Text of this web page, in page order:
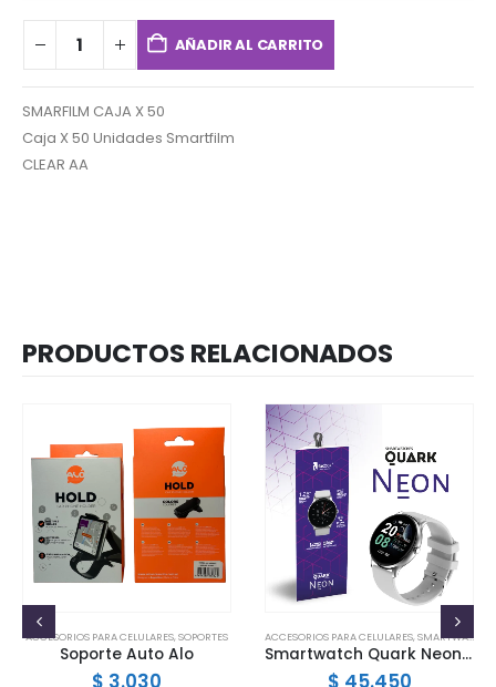
AÑADIR AL CARRITO
SMARFILM CAJA X 50
Caja X 50 Unidades Smartfilm
CLEAR AA
PRODUCTOS RELACIONADOS
ACCESORIOS PARA CELULARES,SOPORTES
Soporte Auto Alo
$ 3.030
ACCESORIOS PARA CELULARES,SMARTWATCHES
Smartwatch Quark Neon Foxbox
$ 45.450